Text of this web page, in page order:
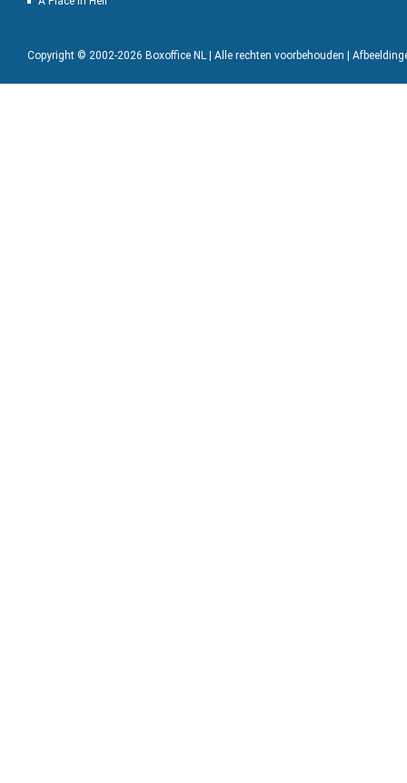
Copyright © 2002-2026 Boxoffice NL | Alle rechten voorbehouden |